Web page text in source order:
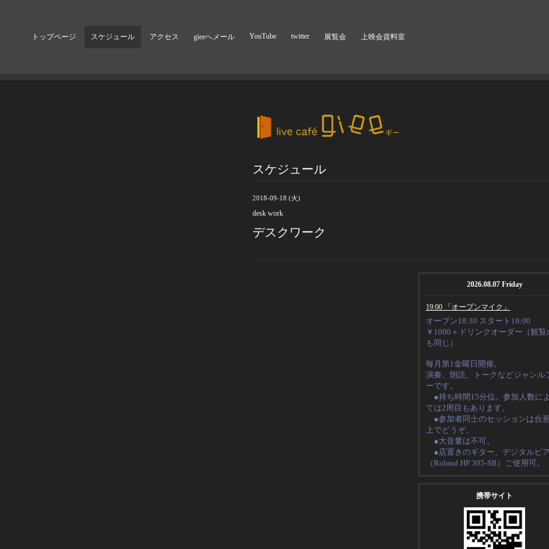
トップページ スケジュール アクセス gieeへメール YouTube twitter 展覧会 上映会資料室
スケジュール
2018-09-18 (火)
desk work
デスクワーク
2026.08.07 Friday
19:00 「オープンマイク」
オープン18:30 スタート19:00
￥1000＋ドリンクオーダー（観覧
も同じ）
毎月第1金曜日開催。
演奏、朗読、トークなどジャンル
ーです。
●持ち時間15分位。 参加人数に
ては2周目もあります。
●参加者同士のセッションは合
上でどうぞ。
●大音量は不可。
●店置きのギター、デジタルピ
（Roland HP 305-SB ）ご使用可。
携帯サイト